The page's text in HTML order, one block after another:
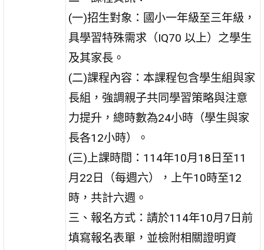
(一)招生對象：國小一年級至三年級，
具學習特殊需求（IQ70 以上）之學生
及其家長。
(二)課程內容：本課程包含學生組與家
長組，強調親子共同學習策略與注意
力提升，總時數為24小時（學生與家
長各12小時）。
(三)上課時間：114年10月18日至11
月22日（每週六），上午10時至12
時，共計六週。
三、報名方式：請於114年10月7日前
填寫報名表單，並檢附相關證明資